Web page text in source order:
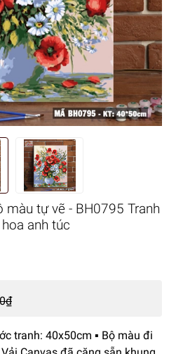
màu tự vẽ - BH0795 Tranh
anh túc
tranh: 40x50cm ▪️ Bộ màu đi